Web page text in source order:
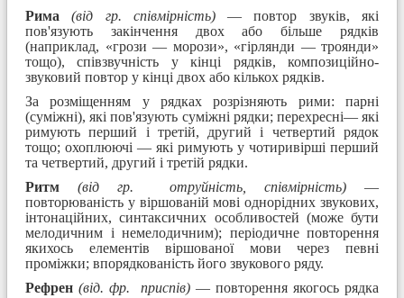
Рима
(від гр. співмірність)— повтор звуків, які
пов'язують закінчення двох або більше рядків
(наприклад, «грози — морози», «гірлянди — троянди»
тощо), співзвучність у кінці рядків, композиційно-
звуковий повтор у кінці двох або кількох рядків.
За розміщенням у рядках розрізняють рими: парні
(суміжні), які пов'язують суміжні рядки; перехресні— які
римують перший і третій, другий і четвертий рядок
тощо; охоплюючі — які римують у чотиривірші перший
та четвертий, другий і третій рядки.
Ритм
(від гр. отруйність, співмірність) —
повторюваність у віршованій мові однорідних звукових,
інтонаційних, синтаксичних особливостей (може бути
мелодичним і немелодичним); періодичне повторення
якихось елементів віршованої мови через певні
проміжки; впорядкованість його звукового ряду.
Рефрен (від. фр. приспів) — повторення якогось рядка